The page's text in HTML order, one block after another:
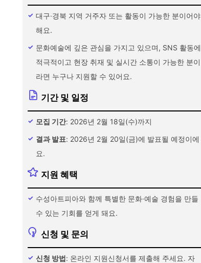
대구·경북 지역 거주자 또는 활동이 가능한 분이어야
해요.
문화예술에 깊은 관심을 가지고 있으며, SNS 활동에
적극적이고 현장 취재 및 실시간 소통이 가능한 분이
라면 누구나 지원할 수 있어요.
기간 및 일정
모집 기간: 2026년 2월 18일(수)까지
결과 발표: 2026년 2월 20일(금)에 발표될 예정이에
요.
지원 혜택
수성아트피아와 함께 특별한 문화·예술 경험을 만들
수 있는 기회를 얻게 돼요.
신청 및 문의
신청 방법: 온라인 지원신청서를 제출해 주세요. 자